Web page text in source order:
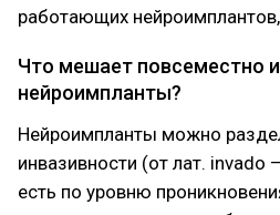
работающих
Что мешает повсеместно
нейроимпланты?
Нейроимпланты можно
инвазивности (от лат. invado
есть по уровню